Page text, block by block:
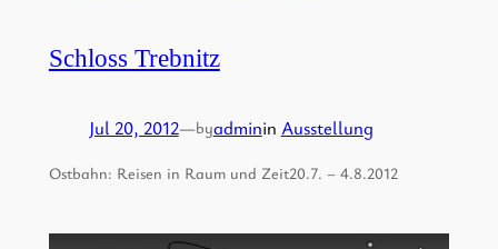
Schloss Trebnitz
Jul 20, 2012—byadminin Ausstellung
Ostbahn: Reisen in Raum und Zeit20.7. – 4.8.2012